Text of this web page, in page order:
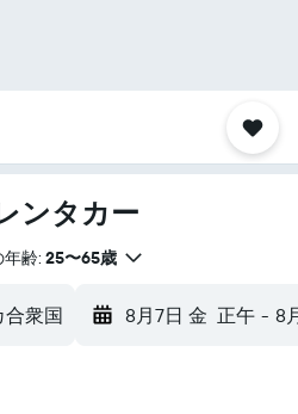
ンタカー
齢: 25〜65歳
合衆国 8月7日 金 正午 - 8